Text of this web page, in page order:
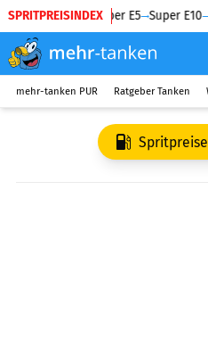
SPRITPREISINDEX
Diesel Super E5 Super E10
mehr-tanken PUR Ratgeber Tanken